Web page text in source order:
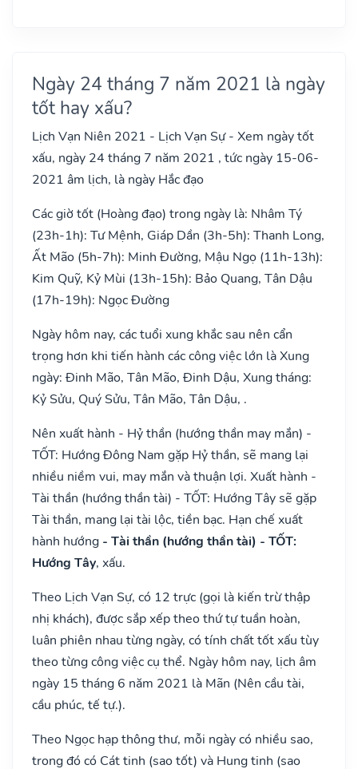
Ngày 24 tháng 7 năm 2021 là ngày
tốt hay xấu?
Lịch Vạn Niên 2021 - Lịch Vạn Sự - Xem ngày tốt
xấu, ngày 24 tháng 7 năm 2021 , tức ngày 15-06-
2021 âm lịch, là ngày Hắc đạo
Các giờ tốt (Hoàng đạo) trong ngày là: Nhâm Tý
(23h-1h): Tư Mệnh, Giáp Dần (3h-5h): Thanh Long,
Ất Mão (5h-7h): Minh Đường, Mậu Ngọ (11h-13h):
Kim Quỹ, Kỷ Mùi (13h-15h): Bảo Quang, Tân Dậu
(17h-19h): Ngọc Đường
Ngày hôm nay, các tuổi xung khắc sau nên cẩn
trọng hơn khi tiến hành các công việc lớn là Xung
ngày: Đinh Mão, Tân Mão, Đinh Dậu, Xung tháng:
Kỷ Sửu, Quý Sửu, Tân Mão, Tân Dậu, .
Nên xuất hành - Hỷ thần (hướng thần may mắn) -
TỐT: Hướng Đông Nam gặp Hỷ thần, sẽ mang lại
nhiều niềm vui, may mắn và thuận lợi. Xuất hành -
Tài thần (hướng thần tài) - TỐT: Hướng Tây sẽ gặp
Tài thần, mang lại tài lộc, tiền bạc. Hạn chế xuất
hành hướng - Tài thần (hướng thần tài) - TỐT:
Hướng Tây, xấu.
Theo Lịch Vạn Sự, có 12 trực (gọi là kiến trừ thập
nhị khách), được sắp xếp theo thứ tự tuần hoàn,
luân phiên nhau từng ngày, có tính chất tốt xấu tùy
theo từng công việc cụ thể. Ngày hôm nay, lịch âm
ngày 15 tháng 6 năm 2021 là Mãn (Nên cầu tài,
cầu phúc, tế tự.).
Theo Ngọc hạp thông thư, mỗi ngày có nhiều sao,
trong đó có Cát tinh (sao tốt) và Hung tinh (sao